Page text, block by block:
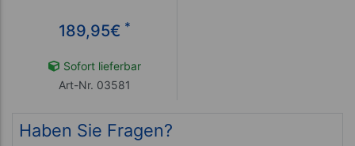
189,95€ *
Sofort lieferbar
Art-Nr. 03581
Haben Sie Fragen?